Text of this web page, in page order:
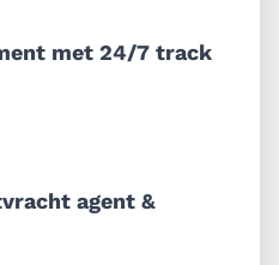
met 24/7 track
agent &